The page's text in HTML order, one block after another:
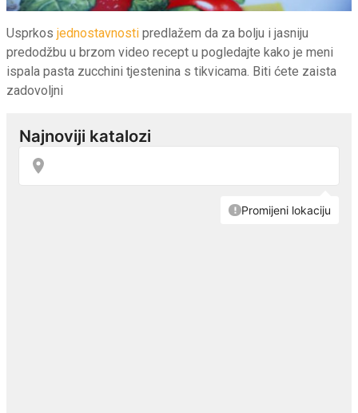
Usprkos jednostavnosti predlažem da za bolju i jasniju
predodžbu u brzom video recept u pogledajte kako je meni
ispala pasta zucchini tjestenina s tikvicama. Biti ćete zaista
zadovoljni